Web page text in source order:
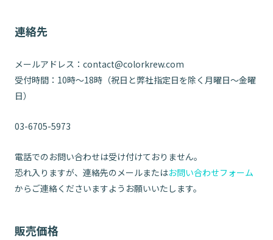
連絡先
メールアドレス：contact@colorkrew.com
受付時間：10時～18時（祝日と弊社指定日を除く月曜日～金曜
日）
03-6705-5973
電話でのお問い合わせは受け付けておりません。
恐れ入りますが、連絡先のメールまたはお問い合わせフォーム
からご連絡くださいますようお願いいたします。
販売価格